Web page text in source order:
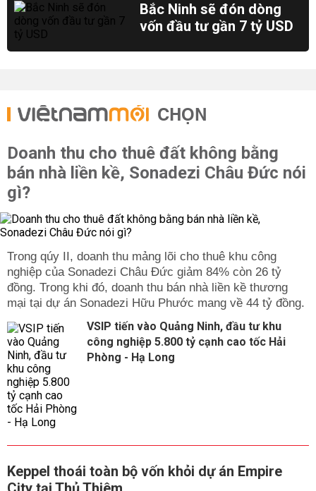
Bắc Ninh sẽ đón dòng
vốn đầu tư gần 7 tỷ USD
CHỌN
Doanh thu cho thuê đất không bằng
bán nhà liền kề, Sonadezi Châu Đức nói
gì?
Trong qúy II, doanh thu mảng lõi cho thuê khu công
nghiệp của Sonadezi Châu Đức giảm 84% còn 26 tỷ
đồng. Trong khi đó, doanh thu bán nhà liền kề thương
mại tại dự án Sonadezi Hữu Phước mang về 44 tỷ đồng.
VSIP tiến vào Quảng Ninh, đầu tư khu
công nghiệp 5.800 tỷ cạnh cao tốc Hải
Phòng - Hạ Long
Keppel thoái toàn bộ vốn khỏi dự án Empire